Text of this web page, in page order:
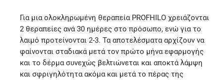
Για μια ολοκληρωμένη θεραπεία PROFHILO χρειάζονται
2 θεραπείες ανά 30 ημέρες στο πρόσωπο, ενώ για το
λαιμό προτείνονται 2-3. Τα αποτελέσματα αρχίζουν να
φαίνονται σταδιακά μετά τον πρώτο μήνα εφαρμογής
και το δέρμα συνεχώς βελτιώνεται και αποκτά λάμψη
και σφριγηλότητα ακόμα και μετά το πέρας της